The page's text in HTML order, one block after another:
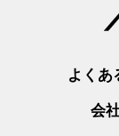
よくあ
会